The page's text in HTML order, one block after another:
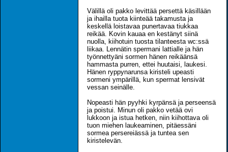
Välillä oli pakko levittää persettä käsillään
ja ihailla tuota kiinteää takamusta ja
keskellä loistavaa punertavaa tiukkaa
reikää. Kovin kauaa en kestänyt siinä
nuolla, kiihotuin tuosta tilanteesta wc:ssä
liikaa. Lennätin spermani lattialle ja hän
työnnettyäni sormen hänen reikäänsä
hammasta purren, ettei huutaisi, laukesi.
Hänen ryppynarunsa kiristeli upeasti
sormeni ympärillä, kun spermat lensivät
vessan seinälle.
Nopeasti hän pyyhki kyrpänsä ja perseensä
ja poistui. Minun oli pakko vetää ovi
lukkoon ja istua hetken, niin kiihottava oli
tuon miehen laukeaminen, pitäessäni
sormea persereiässä ja tuntea sen
kiristelevän.